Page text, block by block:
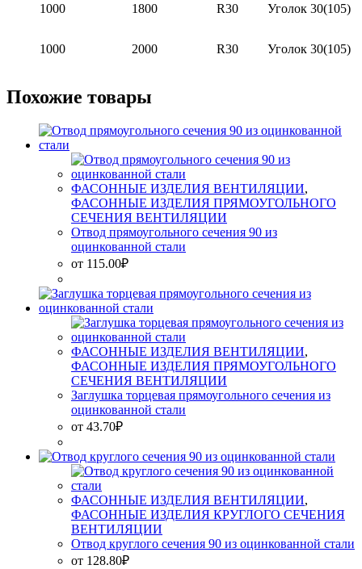
1000 1800 R30 Уголок 30(105)
1000 2000 R30 Уголок 30(105)
Похожие товары
ФАСОННЫЕ ИЗДЕЛИЯ ВЕНТИЛЯЦИИ,
ФАСОННЫЕ ИЗДЕЛИЯ ПРЯМОУГОЛЬНОГО
СЕЧЕНИЯ ВЕНТИЛЯЦИИ
Отвод прямоугольного сечения 90 из
оцинкованной стали
от 115.00₽
ФАСОННЫЕ ИЗДЕЛИЯ ВЕНТИЛЯЦИИ,
ФАСОННЫЕ ИЗДЕЛИЯ ПРЯМОУГОЛЬНОГО
СЕЧЕНИЯ ВЕНТИЛЯЦИИ
Заглушка торцевая прямоугольного сечения из
оцинкованной стали
от 43.70₽
ФАСОННЫЕ ИЗДЕЛИЯ ВЕНТИЛЯЦИИ,
ФАСОННЫЕ ИЗДЕЛИЯ КРУГЛОГО СЕЧЕНИЯ
ВЕНТИЛЯЦИИ
Отвод круглого сечения 90 из оцинкованной стали
от 128.80₽